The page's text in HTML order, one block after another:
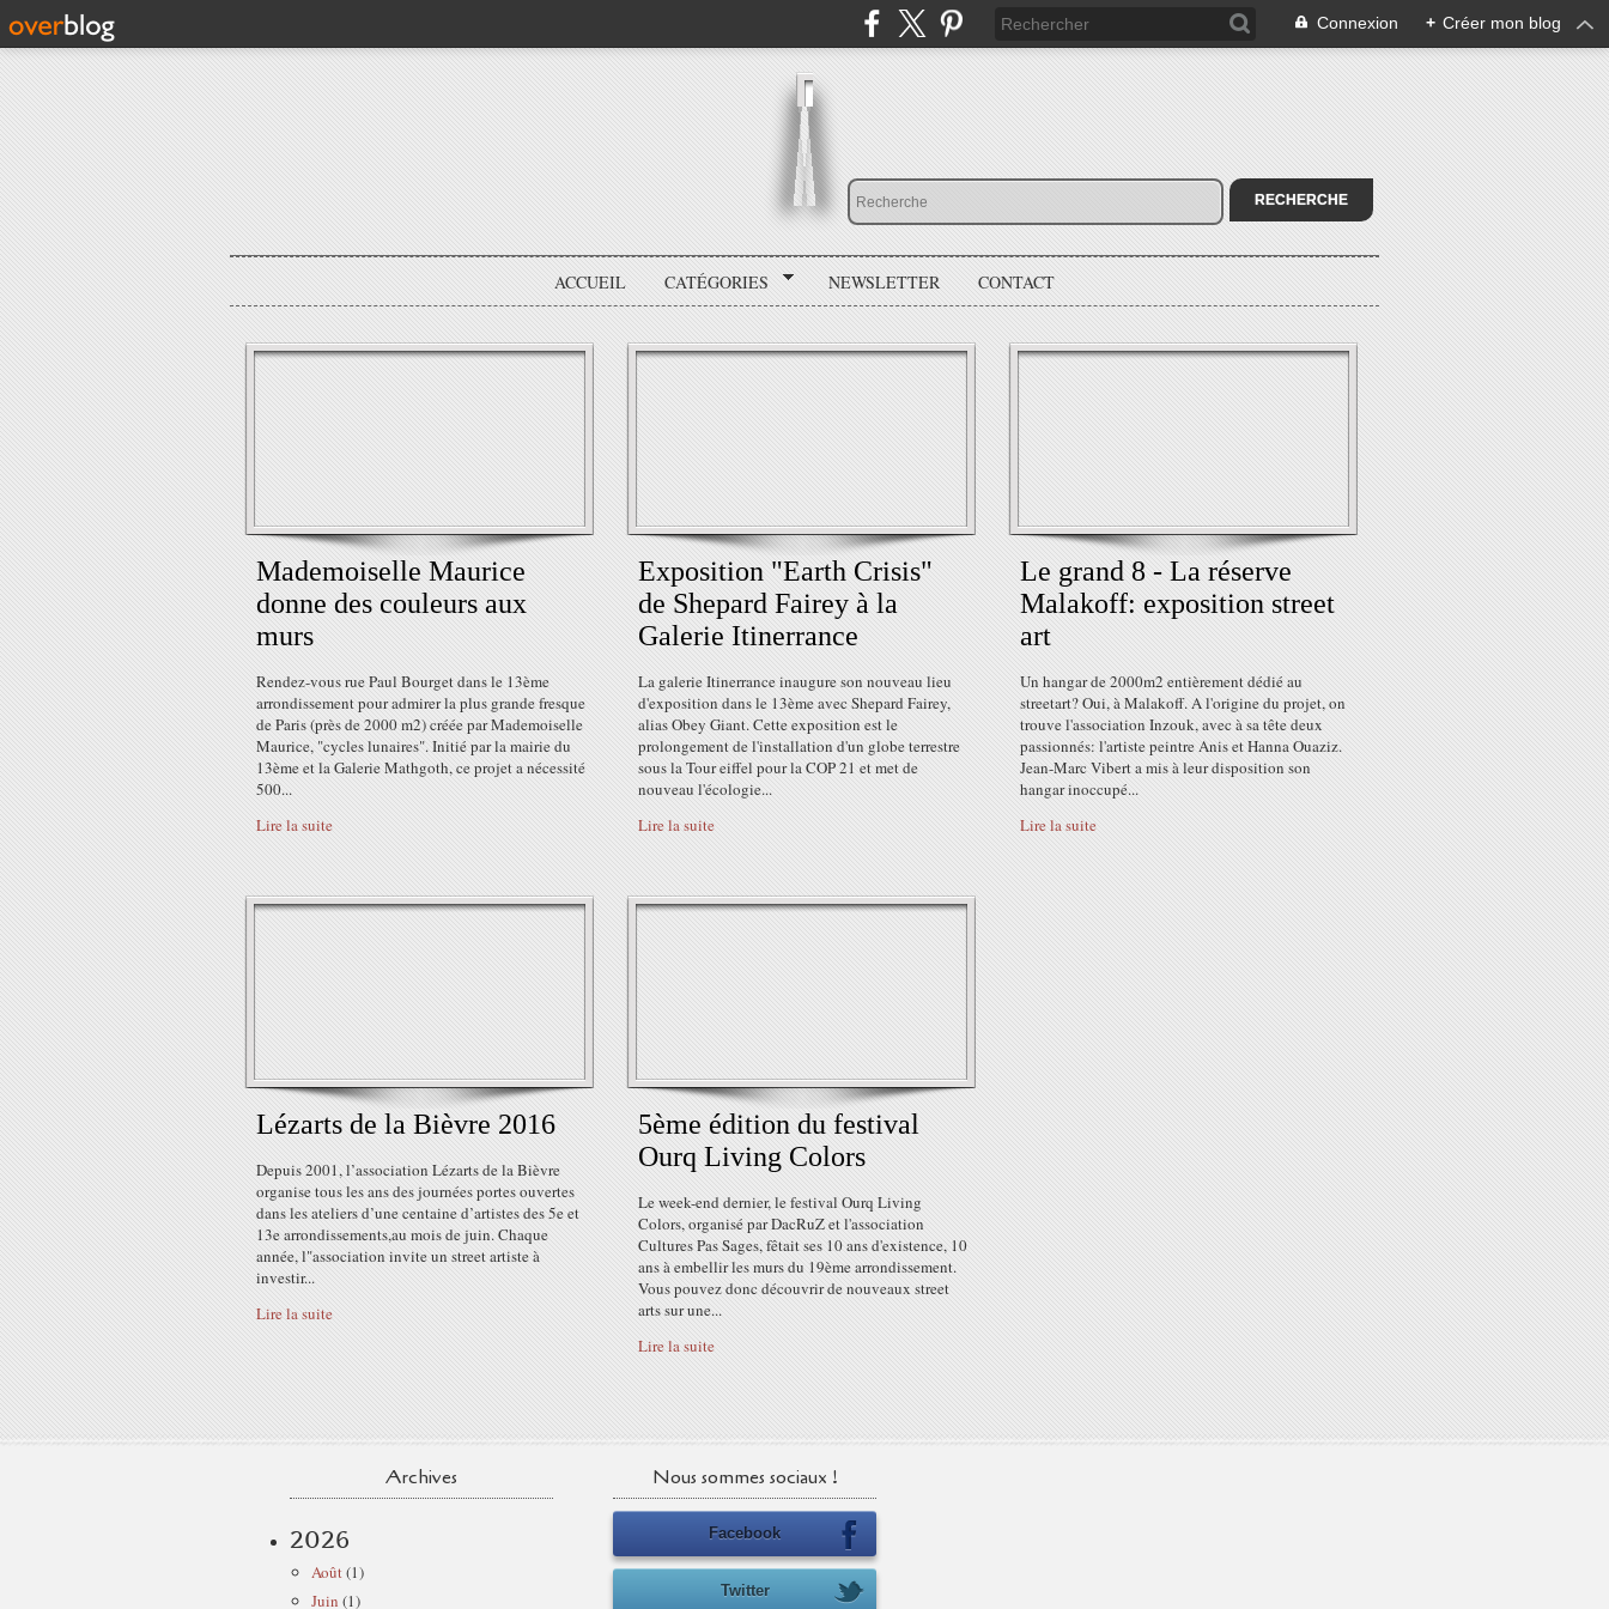
Connexion + Créer mon blog
ACCUEIL CATÉGORIES NEWSLETTER CONTACT
Mademoiselle Maurice
donne des couleurs aux
murs
Rendez-vous rue Paul Bourget dans le 13ème
arrondissement pour admirer la plus grande fresque
de Paris (près de 2000 m2) créée par Mademoiselle
Maurice, "cycles lunaires". Initié par la mairie du
13ème et la Galerie Mathgoth, ce projet a nécessité
500...
Lire la suite
Exposition "Earth Crisis"
de Shepard Fairey à la
Galerie Itinerrance
La galerie Itinerrance inaugure son nouveau lieu
d'exposition dans le 13ème avec Shepard Fairey,
alias Obey Giant. Cette exposition est le
prolongement de l'installation d'un globe terrestre
sous la Tour eiffel pour la COP 21 et met de
nouveau l'écologie...
Lire la suite
Le grand 8 - La réserve
Malakoff: exposition street
art
Un hangar de 2000m2 entièrement dédié au
streetart? Oui, à Malakoff. A l'origine du projet, on
trouve l'association Inzouk, avec à sa tête deux
passionnés: l'artiste peintre Anis et Hanna Ouaziz.
Jean-Marc Vibert a mis à leur disposition son
hangar inoccupé...
Lire la suite
Lézarts de la Bièvre 2016
Depuis 2001, l’association Lézarts de la Bièvre
organise tous les ans des journées portes ouvertes
dans les ateliers d’une centaine d’artistes des 5e et
13e arrondissements,au mois de juin. Chaque
année, l"association invite un street artiste à
investir...
Lire la suite
5ème édition du festival
Ourq Living Colors
Le week-end dernier, le festival Ourq Living
Colors, organisé par DacRuZ et l'association
Cultures Pas Sages, fêtait ses 10 ans d'existence, 10
ans à embellir les murs du 19ème arrondissement.
Vous pouvez donc découvrir de nouveaux street
arts sur une...
Lire la suite
Archives
2026
Août(1)
Juin (1)
Nous sommes sociaux !
Facebook
Twitter